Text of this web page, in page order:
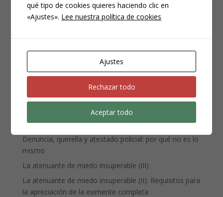
CATEGORÍAS
Noticias
Penitenciario
Uncategorized
ENTRADAS RECIENTES
Denuncia, querella y atestado policial: por qué no es lo
mismo
La atenuante de miedo insuperable (III)
La atenuante de miedo insuperable (II): Requisitos para
la apreciación de la eximente completa
qué tipo de cookies quieres haciendo clic en
«Ajustes». Lee nuestra política de cookies
Ajustes
Rechazar todo
Aceptar todo